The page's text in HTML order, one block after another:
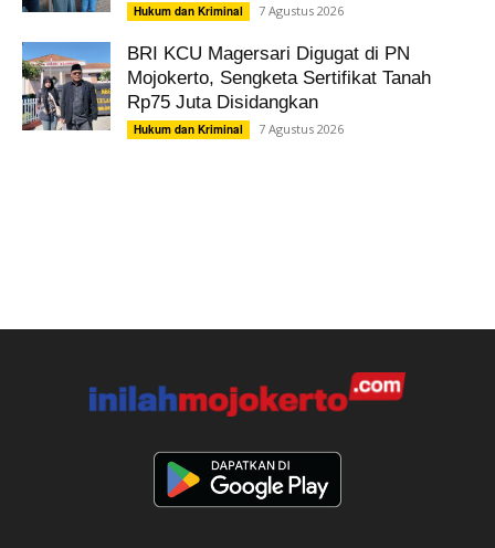
Hukum dan Kriminal 7 Agustus 2026
BRI KCU Magersari Digugat di PN
Mojokerto, Sengketa Sertifikat Tanah
Rp75 Juta Disidangkan
Hukum dan Kriminal 7 Agustus 2026